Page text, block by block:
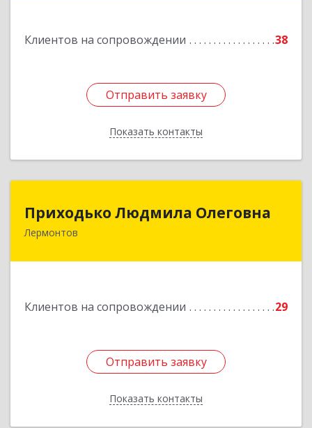
Клиентов на сопровождении 38
Отправить заявку
Показать контакты
Отправить заявку
Назад
Приходько Людмила Олеговна
Лермонтов
Клиентов на сопровождении 29
Отправить заявку
Показать контакты
357341, Лермонтов г, П.Лумумбы ул, дом №
Отправить заявку
Назад